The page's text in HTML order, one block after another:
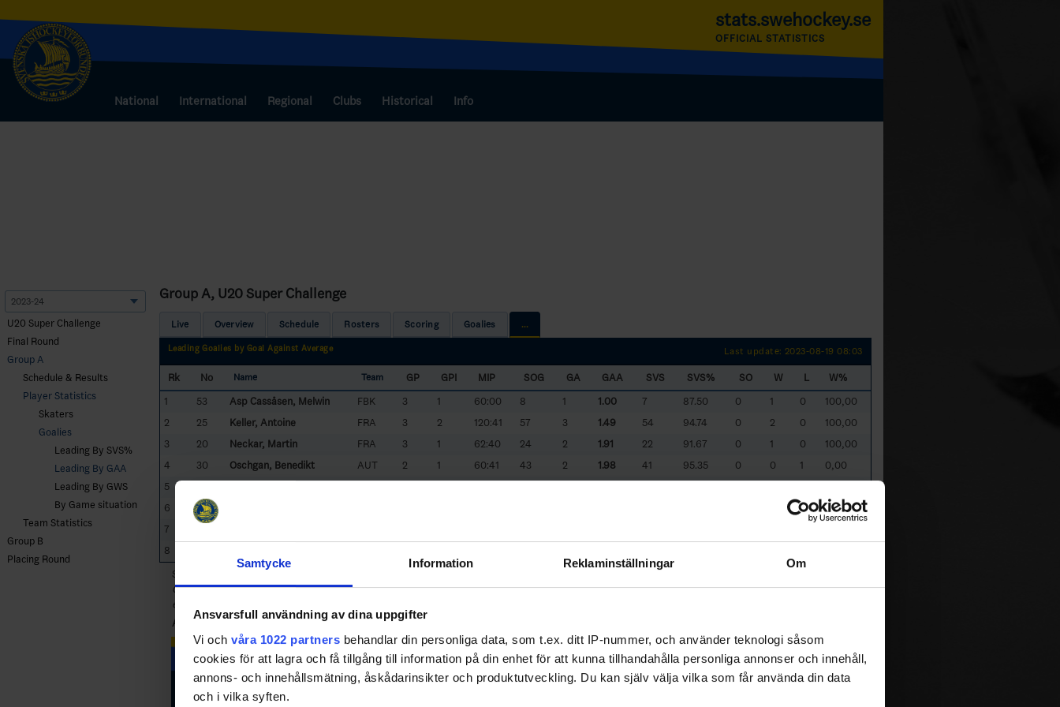
Samtycke Information Reklaminställningar Om
Ansvarsfull användning av dina uppgifter
Vi och våra 1022 partners behandlar din personliga data, som t.ex. ditt IP-nummer, och använder teknologi såsom
cookies för att lagra och få tillgång till information på din enhet för att kunna tillhandahålla personliga annonser och innehåll,
annons- och innehållsmätning, åskådarinsikter och produktutveckling. Du kan själv välja vilka som får använda din data
och i vilka syften.
National International Regional Clubs Historical Info
stats.swehockey.se
OFFICIAL STATISTICS
U20 Super Challenge
Final Round
Group A
Schedule & Results
Player Statistics
Skaters
Goalies
Leading By SVS%
Leading By GAA
Leading By GWS
By Game situation
Team Statistics
Group B
Placing Round
Group A, U20 Super Challenge
Live Overview Schedule Rosters Scoring Goalies ...
Leading Goalies by Goal Against Average Last update: 2023-08-19 08:03
Rk No Name Team GP GPI MIP SOG GA GAA SVS SVS% SO W L
W%
1
53 Asp Cassåsen, Melwin FBK 3 1 60:00 8 1 1.00 7 87.50 0 1 0
100,00
2
25 Keller, Antoine FRA 3 2 120:41 57 3 1.49 54 94.74 0 2 0
100,00
3
20 Neckar, Martin FRA 3 1 62:40 24 2 1.91 22 91.67 0 1 0
100,00
4
30 Oschgan, Benedikt AUT 2 1 60:41 43 2 1.98 41 95.35 0 0 1
0,00
5
6
30 1
50,00
7
8
Sorted by lower
oalA
Only goalies who particated more than 25% of their teams total game time will be included in the ranking. Please note that Game Winning Shots are
excluded in Leading Goalies.
AUT - Austria FRA- France